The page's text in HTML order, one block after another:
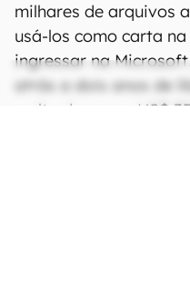
milhares de arquivos
usá-los como carta
ingressar na
atrás a dois anos de
multa de quase US$